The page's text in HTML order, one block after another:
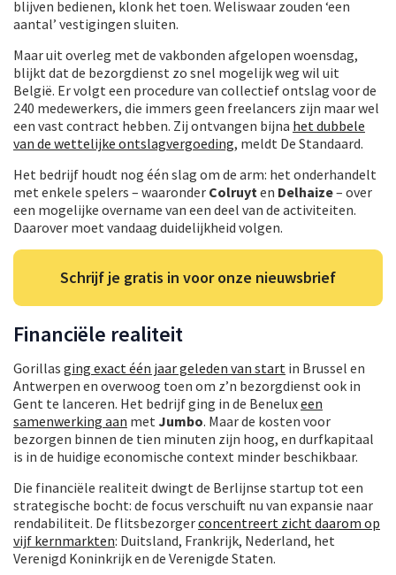
blijven bedienen, klonk het toen. Weliswaar zouden ‘een
aantal’ vestigingen sluiten.
Maar uit overleg met de vakbonden afgelopen woensdag,
blijkt dat de bezorgdienst zo snel mogelijk weg wil uit
België. Er volgt een procedure van collectief ontslag voor de
240 medewerkers, die immers geen freelancers zijn maar wel
een vast contract hebben. Zij ontvangen bijna het dubbele
van de wettelijke ontslagvergoeding, meldt De Standaard.
Het bedrijf houdt nog één slag om de arm: het onderhandelt
met enkele spelers – waaronder Colruyt en Delhaize– over
een mogelijke overname van een deel van de activiteiten.
Daarover moet vandaag duidelijkheid volgen.
Schrijf je gratis in voor onze nieuwsbrief
Financiële realiteit
Gorillas ging exact één jaar geleden van start in Brussel en
Antwerpen en overwoog toen om z’n bezorgdienst ook in
Gent te lanceren. Het bedrijf ging in de Beneluxeen
samenwerking aan met Jumbo. Maar de kosten voor
bezorgen binnen de tien minuten zijn hoog, en durfkapitaal
is in de huidige economische context minder beschikbaar.
Die financiële realiteit dwingt de Berlijnse startup tot een
strategische bocht: de focus verschuift nu van expansie naar
rendabiliteit. De flitsbezorgerconcentreert zicht daarom op
vijf kernmarkten: Duitsland, Frankrijk, Nederland, het
Verenigd Koninkrijk en de Verenigde Staten.